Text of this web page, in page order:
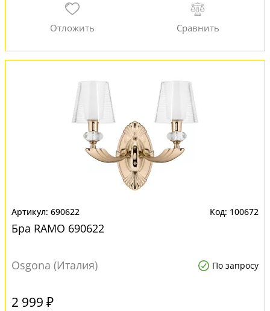
690622 100672
Бра RAMO 690622
Osgona (Италия) По запросу
2 999 ₽